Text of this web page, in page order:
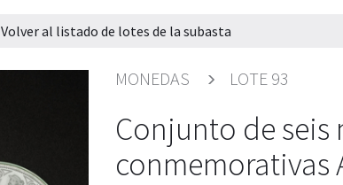
Volver al listado de lotes de la subasta
MONEDAS LOTE 93
Conjunto de seis
conmemorativas